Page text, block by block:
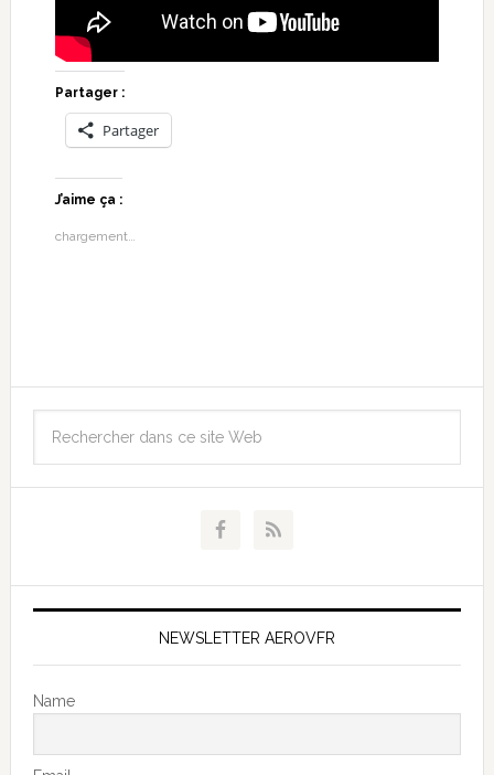
Partager :
Partager
J’aime ça :
chargement…
NEWSLETTER AEROVFR
Name